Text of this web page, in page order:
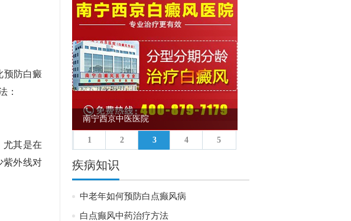
防白癜
：
其是在
紫外线对
南宁西京中医医院
1 2 3 4 5
疾病知识
中老年如何预防白点癫风病
白点癫风中药治疗方法